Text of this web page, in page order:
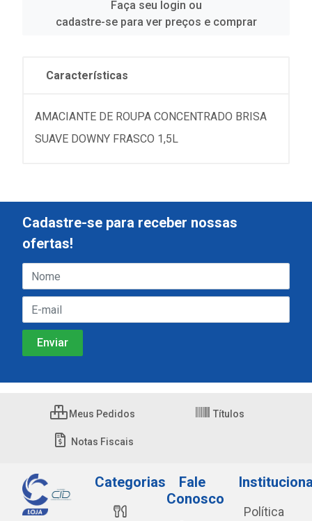
Faça seu login ou
cadastre-se para ver preços e comprar
Características
AMACIANTE DE ROUPA CONCENTRADO BRISA
SUAVE DOWNY FRASCO 1,5L
Cadastre-se para receber nossas
ofertas!
Meus Pedidos Títulos
Notas Fiscais
Categorias
Fale
Conosco
Política